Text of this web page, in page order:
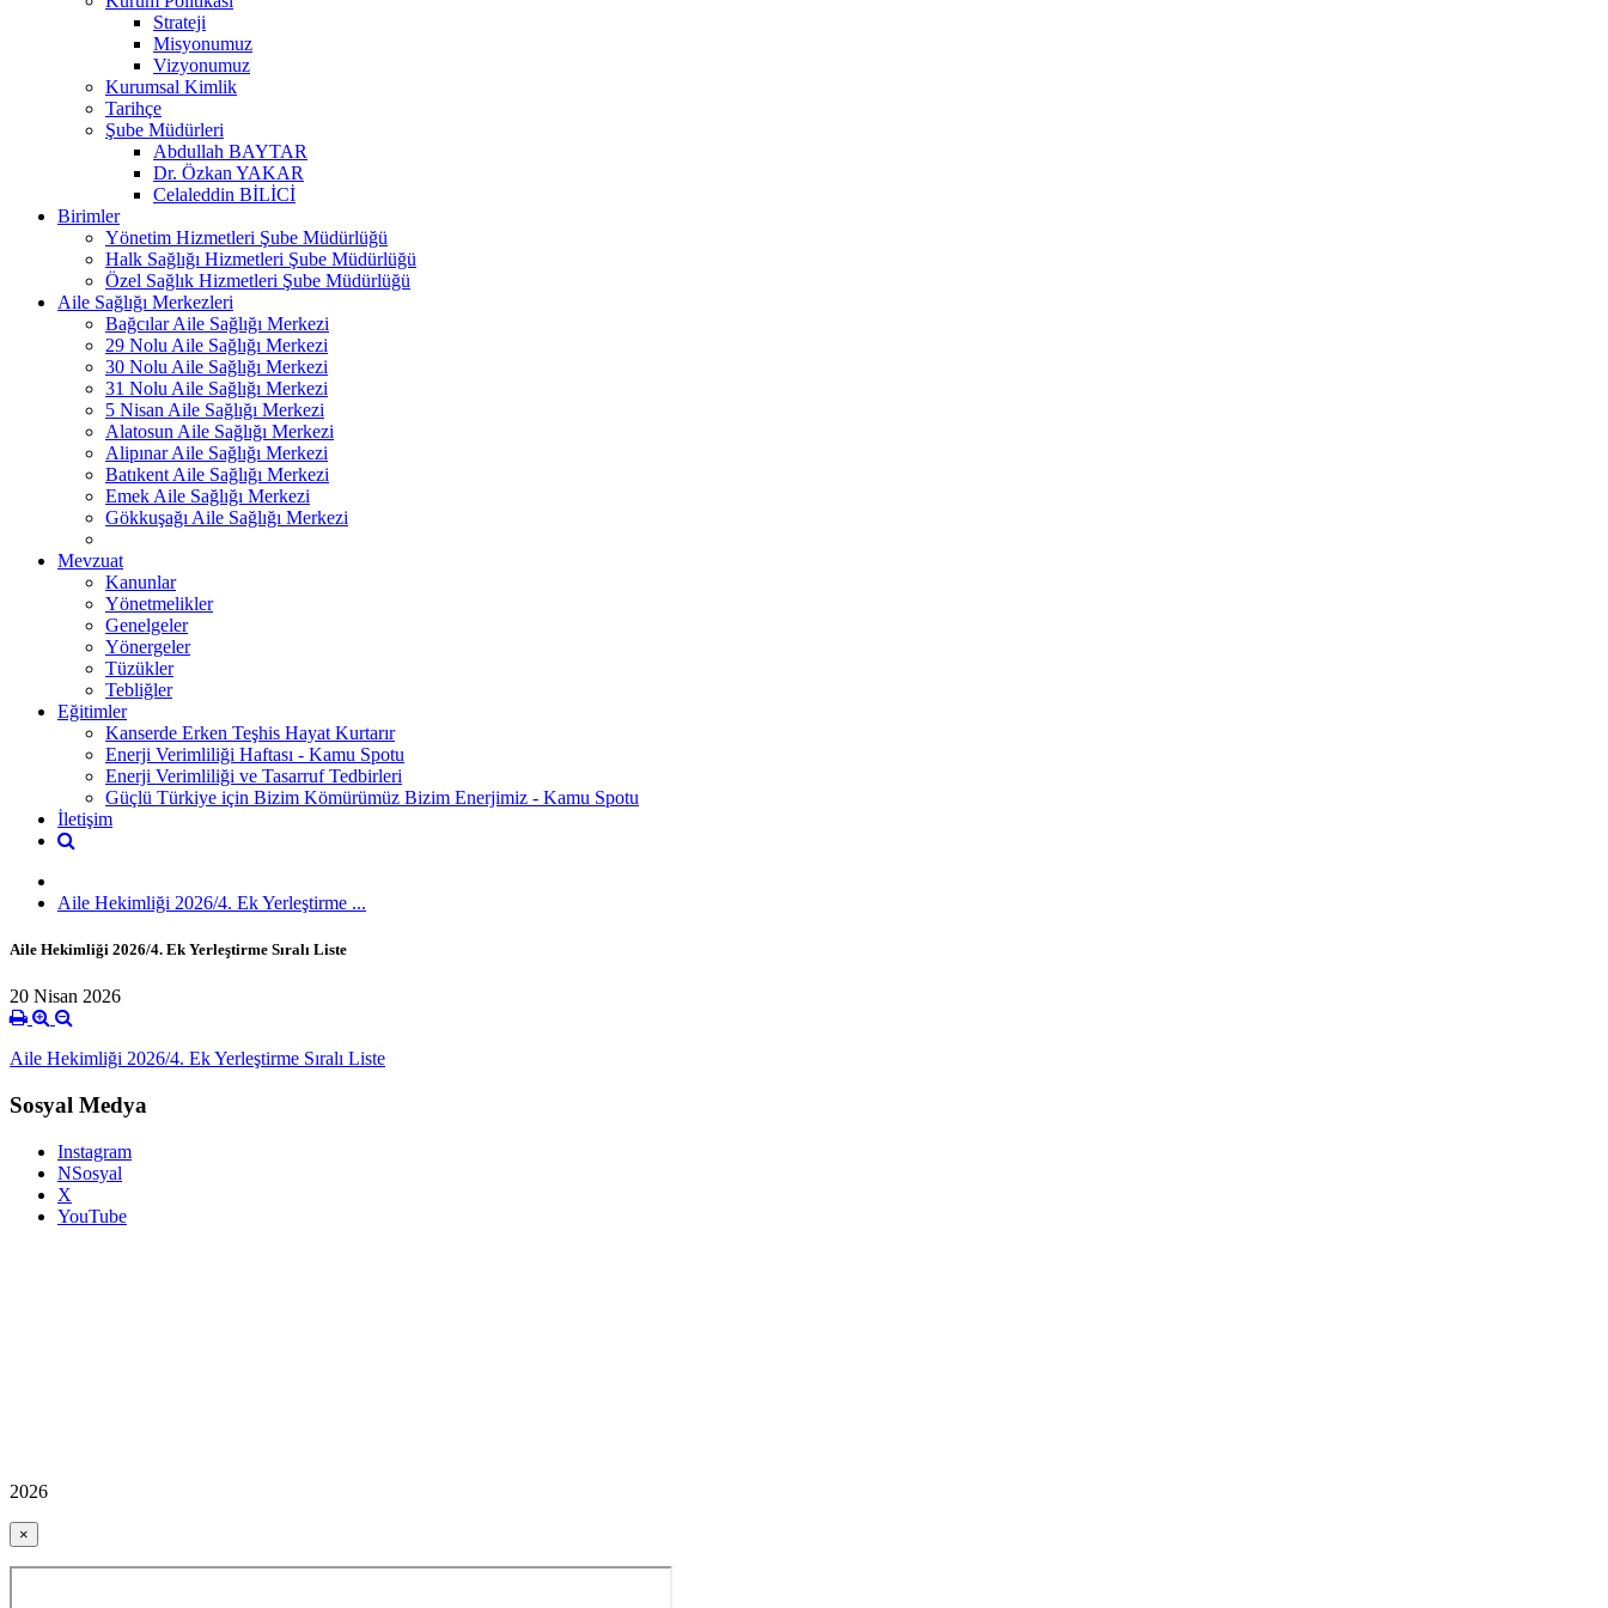
Strateji
Misyonumuz
Vizyonumuz
Kurumsal Kimlik
Tarihçe
Şube Müdürleri
Abdullah BAYTAR
Dr. Özkan YAKAR
Celaleddin BİLİCİ
Birimler
Yönetim Hizmetleri Şube Müdürlüğü
Halk Sağlığı Hizmetleri Şube Müdürlüğü
Özel Sağlık Hizmetleri Şube Müdürlüğü
Aile Sağlığı Merkezleri
Bağcılar Aile Sağlığı Merkezi
29 Nolu Aile Sağlığı Merkezi
30 Nolu Aile Sağlığı Merkezi
31 Nolu Aile Sağlığı Merkezi
5 Nisan Aile Sağlığı Merkezi
Alatosun Aile Sağlığı Merkezi
Alipınar Aile Sağlığı Merkezi
Batıkent Aile Sağlığı Merkezi
Emek Aile Sağlığı Merkezi
Gökkuşağı Aile Sağlığı Merkezi
Mevzuat
Kanunlar
Yönetmelikler
Genelgeler
Yönergeler
Tüzükler
Tebliğler
Eğitimler
Kanserde Erken Teşhis Hayat Kurtarır
Enerji Verimliliği Haftası - Kamu Spotu
Enerji Verimliliği ve Tasarruf Tedbirleri
Güçlü Türkiye için Bizim Kömürümüz Bizim Enerjimiz - Kamu Spotu
İletişim
Aile Hekimliği 2026/4. Ek Yerleştirme ...
Aile Hekimliği 2026/4. Ek Yerleştirme Sıralı Liste
20 Nisan 2026
Aile Hekimliği 2026/4. Ek Yerleştirme Sıralı Liste
Sosyal Medya
Instagram
NSosyal
X
YouTube
2026
×